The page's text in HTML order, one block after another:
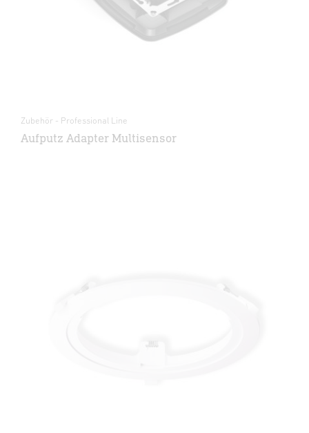
Zubehör - Professional Line
Aufputz Adapter Multisensor